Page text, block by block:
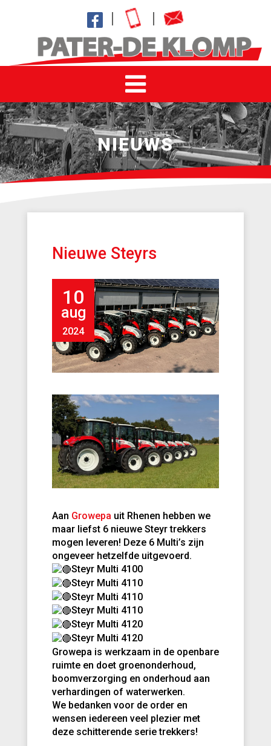
NIEUWS
Nieuwe Steyrs
10
aug
2024
Aan Growepa uit Rhenen hebben we
maar liefst 6 nieuwe Steyr trekkers
mogen leveren! Deze ️6 Multi’s zijn
ongeveer hetzelfde uitgevoerd.
Steyr Multi 4100
Steyr Multi 4110
Steyr Multi 4110
Steyr Multi 4110
Steyr Multi 4120
Steyr Multi 4120
Growepa is werkzaam in de openbare
ruimte en doet groenonderhoud,
boomverzorging en onderhoud aan
verhardingen of waterwerken.
We bedanken voor de order en
wensen iedereen veel plezier met
deze schitterende serie trekkers!